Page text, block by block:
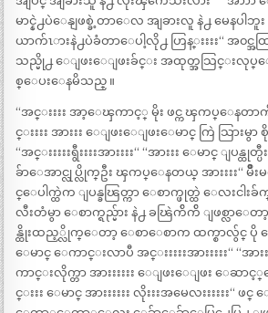
မာင္နဲ႕ပဲေနျဖစ္ခဲ့တာေလ အျခားလူ နဲ႕ မေနပါ
ယာက်ၤားနဲ႕ပဲခံတာေပါ့လို႕ ဟြန္းးးး“ အ၀င္
သည္မို႕ ေျဖးေျဖးခ်င္း အထုတ္အသြင္းလုပ္
စ္ေပးေနမိသည္ ။
“အင္းးးး အာ့ေၾကာင့္ မိုး ဖင္က ၾကပ္ေနတာကို း
င္းးးး အားးး ေျဖးေျဖးေမာင္ ကြဲ သြားမွာ စို
“အင္းးးးးရွီးးးးအားးးး“ “အားးး ေမာင္ ျပန္ထု
ခ်ာေအာင္လုပ္လိုက္ဦး ၾကပ္ေနတယ္ အားးးး“
င္ေပါက္ထဲက ျပန္ခၽြတ္ကာ ေစာက္ဖုတ္ထဲ ေလးင
လီးတံမွာ ေစာက္ရည္မ်ား နဲ႕ ခၽြဲက်ိက်ိ ျဖစ္လာေတ
န္ထိုးထည့္လိုက္ေတာ့ ေစာေစာက ထက္စာလွ်င္ ပို ေခ်
ေမာင္ ေကာင္းလာပီ အင္းးးးးအားးးးး“ “အား
ကာင္းလိုက္တာ အားးးးးး ေျဖးေျဖး ေဆ
င္းးး ေမာင္ အားးးးးး လိုးးးအမေလးးးးးး“